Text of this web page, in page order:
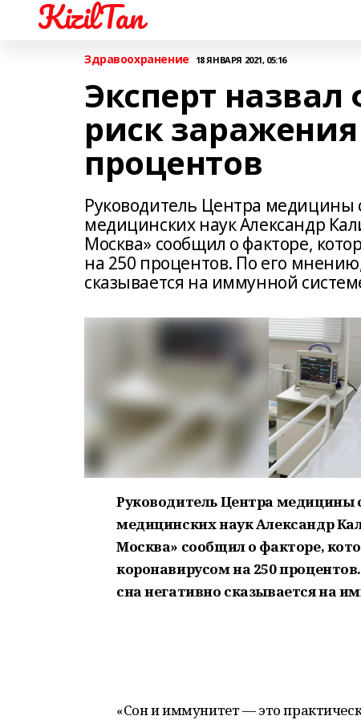
KizilTan
Здравоохранение 18 ЯНВАРЯ 2021, 05:16
Эксперт
риск заражения
процентов
Руководитель Центра
медицинских наук Александр
Москва» сообщил о факторе,
на 250 процентов. По его
сказывается на иммунной
Руководитель Центра
медицинских наук Александр
Москва» сообщил о факторе,
коронавирусом на 250
сна негативно сказывается на
«Сон и иммунитет — это